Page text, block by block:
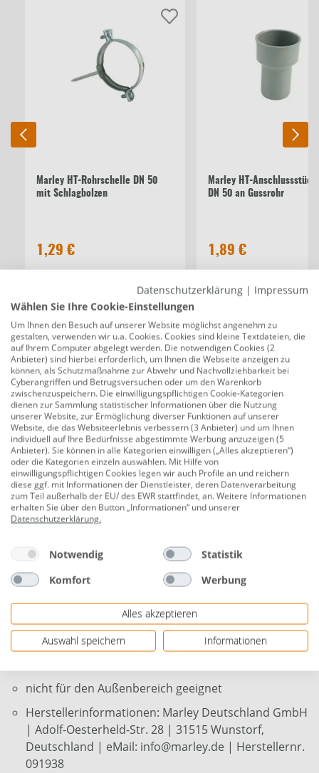
Marley HT-Rohrschelle DN 50
mit Schlagbolzen
1,29 €
Marley HT-Anschlussstück
DN 50 an Gussrohr
1,89 €
Marley HT-Abzweig DN 50/50 87°
Produktnummer:0782141793
Hochtemperaturrohr (kurz: HT oder HT-Rohr), wird für
Abwasserleitungen in Gebäuden verwendet und ist bis
90 °C wärmebeständig. Die grauen Rohre aus
Polypropylen (PP) sind außerdem resistent gegen
Salze, Laugen und Säuren. HT-Rohr gibt es in den
Größen DN 40 bis DN 110 und in Längen zwischen 150
und 2000 mm. Bögen und Abzweige sind mit Winkeln
von 15° bis 87,5° erhältlich.
Durchmesser: 50/50 mm
Materialstärke: 1,8 mm
einfach zu verlegen durch Steckmontage
für alle Abwasseranschlüsse im Haus
nicht für den Außenbereich geeignet
Herstellerinformationen: Marley Deutschland GmbH
| Adolf-Oesterheld-Str. 28 | 31515 Wunstorf,
Deutschland | eMail: info@marley.de | Herstellernr.
091938
Datenschutzerklärung | Impressum
Wählen Sie Ihre Cookie-Einstellungen
Um Ihnen den Besuch auf unserer Website möglichst angenehm zu
gestalten, verwenden wir u.a. Cookies. Cookies sind kleine Textdateien, die
auf Ihrem Computer abgelegt werden. Die notwendigen Cookies (2
Anbieter) sind hierbei erforderlich, um Ihnen die Webseite anzeigen zu
können, als Schutzmaßnahme zur Abwehr und Nachvollziehbarkeit bei
Cyberangriffen und Betrugsversuchen oder um den Warenkorb
zwischenzuspeichern. Die einwilligungspflichtigen Cookie-Kategorien
dienen zur Sammlung statistischer Informationen über die Nutzung
unserer Website, zur Ermöglichung diverser Funktionen auf unserer
Website, die das Websiteerlebnis verbessern (3 Anbieter) und um Ihnen
individuell auf Ihre Bedürfnisse abgestimmte Werbung anzuzeigen (5
Anbieter). Sie können in alle Kategorien einwilligen („Alles akzeptieren“)
oder die Kategorien einzeln auswählen. Mit Hilfe von
einwilligungspflichtigen Cookies legen wir auch Profile an und reichern
diese ggf. mit Informationen der Dienstleister, deren Datenverarbeitung
zum Teil außerhalb der EU/ des EWR stattfindet, an. Weitere Informationen
erhalten Sie über den Button „Informationen“ und unserer
Datenschutzerklärung.
Notwendig
Statistik
Komfort
Werbung
Alles akzeptieren
Auswahl speichern
Informationen